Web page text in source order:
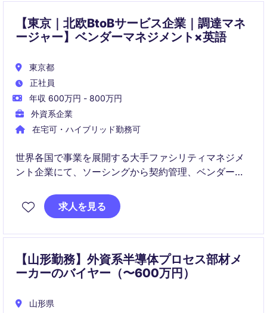
【東京｜北欧BtoBサービス企業｜調達マネ
ージャー】ベンダーマネジメント×英語
東京都
正社員
年収 600万円 - 800万円
外資系企業
在宅可・ハイブリッド勤務可
世界各国で事業を展開する大手ファシリティマネジメ
ント企業にて、ソーシングから契約管理、ベンダーマ
日本国内のステークホルダーに加え、海外チームとも
連携しながら、事業成長を支える重要なポジションで
求人を見る
【山形勤務】外資系半導体プロセス部材メ
ーカーのバイヤー（〜600万円）
山形県